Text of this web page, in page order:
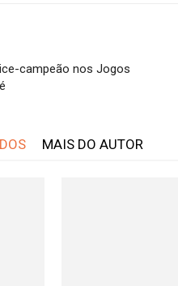
campeão nos Jogos
MAIS DO AUTOR